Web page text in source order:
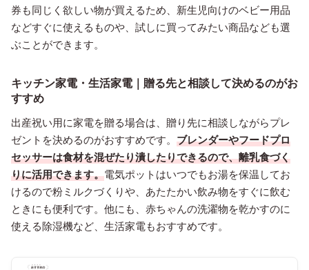
券も同じく欲しい物が買えるため、新生児向けのベビー用品
などすぐに使えるものや、試しに買ってみたい商品なども選
ぶことができます。
キッチン家電・生活家電｜贈る先と相談して決めるのがお
すすめ
出産祝い用に家電を贈る場合は、贈り先に相談しながらプレ
ゼントを決めるのがおすすめです。 ブレンダーやフードプロ
セッサーは食材を混ぜたり潰したりできるので、離乳食づく
りに活用できます。電気ポットはいつでもお湯を保温してお
けるので粉ミルクづくりや、あたたかい飲み物をすぐに飲む
ときにも便利です。他にも、赤ちゃんの洗濯物を乾かすのに
使える除湿機など、生活家電もおすすめです。